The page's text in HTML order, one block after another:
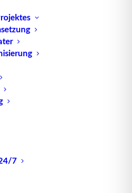
7
Software von
Flexibilität immer die
ist zudem in hohem Maße